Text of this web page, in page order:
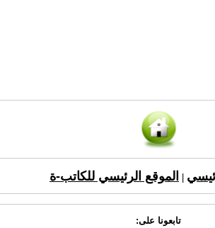
الموقع الرئيسي للكاتب-ة
تابعونا على: